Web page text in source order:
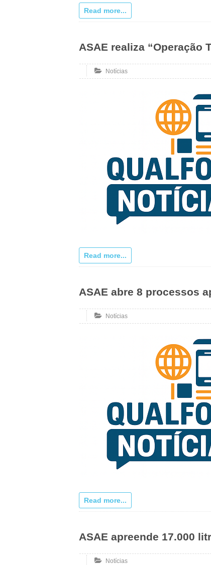
Read more...
ASAE realiza “Operação
Notícias
Read more...
ASAE abre 8 processos
Notícias
Read more...
ASAE apreende 17.000
Notícias